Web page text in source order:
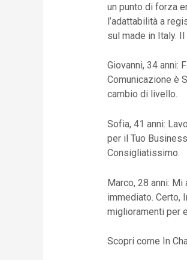
un punto di forza
l’adattabilità a
sul made in Italy.
Giovanni, 34 anni:
Comunicazione è
cambio di livello.
Sofia, 41 anni:
per il Tuo
Consigliatissimo.
Marco, 28 anni:
immediato. Certo,
miglioramenti per
Scopri come In